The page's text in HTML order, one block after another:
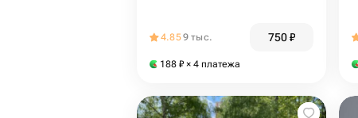
4.859 тыс. 750₽
188 ₽ × 4 платежа